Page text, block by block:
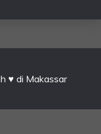
♥ di Makassar